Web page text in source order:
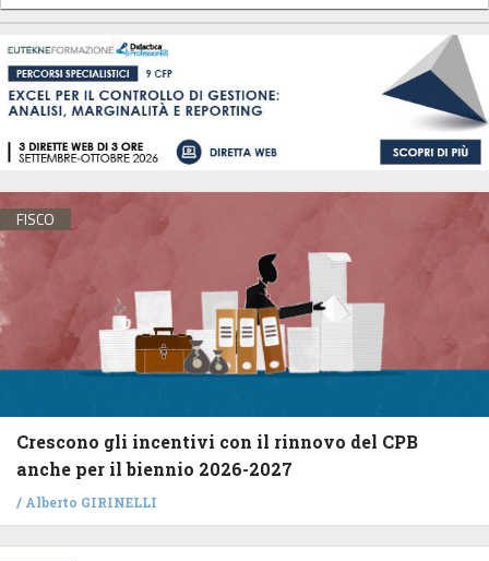
FISCO
Crescono gli incentivi con il rinnovo del CPB
anche per il biennio 2026-2027
/ Alberto GIRINELLI